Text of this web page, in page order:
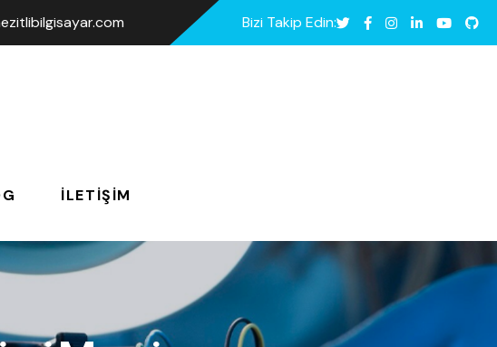
Bizi Takip Edin:
İLETIŞIM